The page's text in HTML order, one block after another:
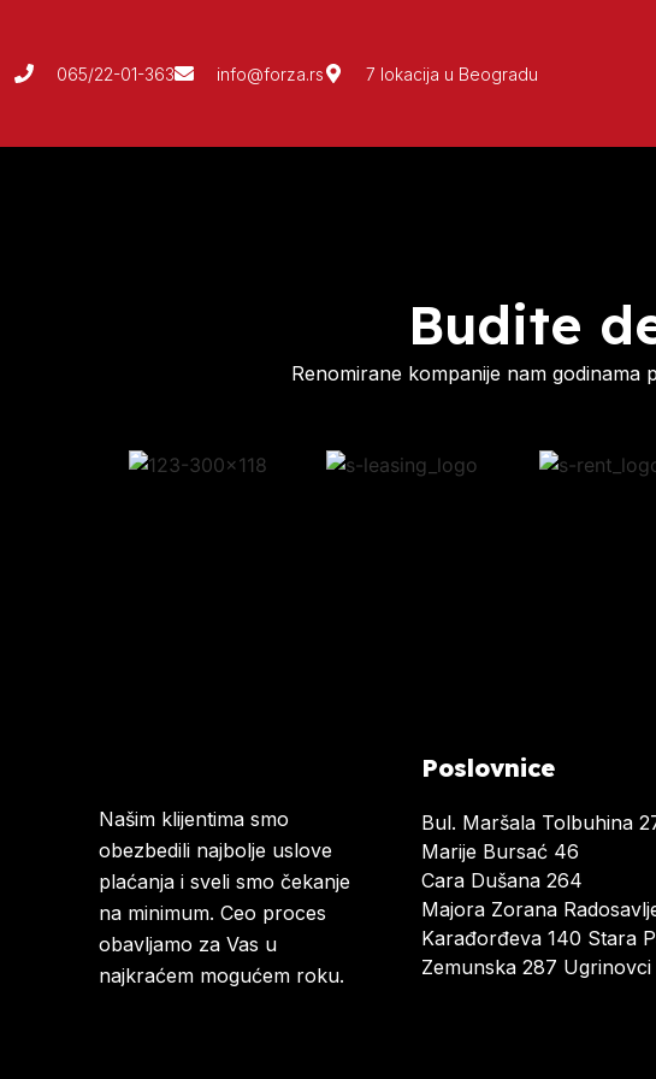
065/22-01-363 info@forza.rs 7 lokacija u Beogradu
Budite
Renomirane kompanije nam
Našim klijentima smo
obezbedili najbolje uslove
plaćanja i sveli smo čekanje
na minimum. Ceo proces
obavljamo za Vas u
najkraćem mogućem roku.
Poslovnice
Bul. Maršala Tolbuhina
Marije Bursać 46
Cara Dušana 264
Majora Zorana
Karađorđeva 140 Stara
Zemunska 287 Ugrinovci